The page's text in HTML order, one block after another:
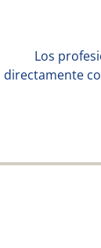
Los
directamente